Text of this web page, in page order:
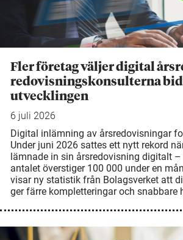
Fler företag väljer digital
redovisningskonsulterna
utvecklingen
6 juli 2026
Digital inlämning av årsredovisningar
Under juni 2026 sattes ett nytt rekord
lämnade in sin årsredovisning digitalt
antalet överstiger 100 000 under en
visar ny statistik från Bolagsverket att
ger färre kompletteringar och snabbare